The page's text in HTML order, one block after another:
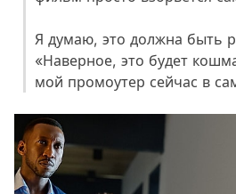
Я думаю, это должна быть
«Наверное, это будет
мой промоутер сейчас в